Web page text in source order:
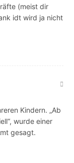
(meist dir
idt wird ja nicht
Kindern. „Ab
wurde einer
gesagt.